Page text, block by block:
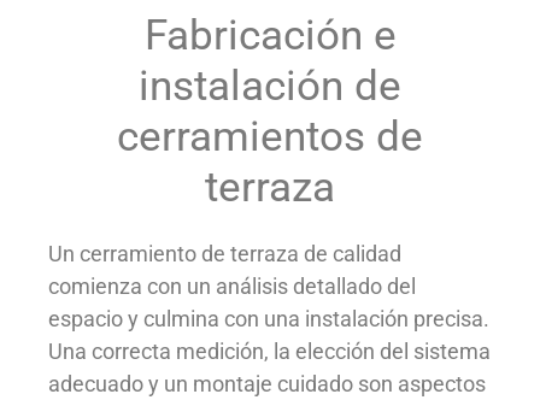
Fabricación e
instalación de
cerramientos de
terraza
Un cerramiento de terraza de calidad
comienza con un análisis detallado del
espacio y culmina con una instalación precisa.
Una correcta medición, la elección del sistema
adecuado y un montaje cuidado son aspectos